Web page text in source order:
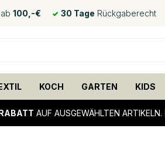
100,-€ 30 Tage Rückgaberecht
KOCH GARTEN KIDS
AUF AUSGEWÄHLTEN ARTIKELN.